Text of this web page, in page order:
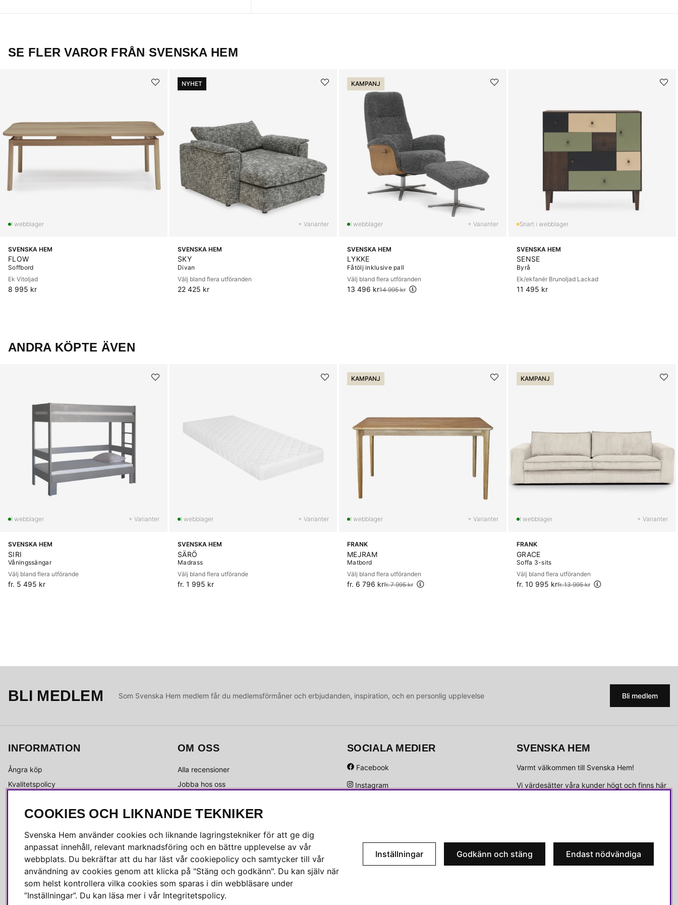
SE FLER VAROR FRÅN SVENSKA HEM
SVENSKA HEM
FLOW
Soffbord
Ek Vitoljad
8 995 kr
NYHET
+ Varianter
SVENSKA HEM
SKY
Divan
Välj bland flera utföranden
22 425 kr
KAMPANJ
+ Varianter
SVENSKA HEM
LYKKE
Fåtölj inklusive pall
Välj bland flera utföranden
13 496 kr
Ordinarie pris:14 995 kr
SVENSKA HEM
SENSE
Byrå
Ek/ekfanér Brunoljad Lackad
11 495 kr
ANDRA KÖPTE ÄVEN
+ Varianter
SVENSKA HEM
SIRI
Våningssängar
Välj bland flera utförande
fr. 5 495 kr
+ Varianter
SVENSKA HEM
SÄRÖ
Madrass
Välj bland flera utförande
fr. 1 995 kr
KAMPANJ
+ Varianter
FRANK
MEJRAM
Matbord
Välj bland flera utföranden
fr. 6 796 kr
Ordinarie pris:fr. 7 995 kr
KAMPANJ
+ Varianter
FRANK
GRACE
Soffa 3-sits
Välj bland flera utföranden
fr. 10 995 kr
Ordinarie pris:fr. 13 995 kr
BLI MEDLEM Som Svenska Hem medlem får du medlemsförmåner och erbjudanden, inspiration, och en personlig upplevelse Bli medlem
INFORMATION
Ångra köp
Kvalitetspolicy
Köpvillkor
Reklamation & retur
Skötselråd
OM OSS
Alla recensioner
Jobba hos oss
Kundservice
Press & media
SOCIALA MEDIER
Facebook
Instagram
SVENSKA HEM
Varmt välkommen till Svenska Hem!
Vi värdesätter våra kunder högt och finns här
Våra butiker
COOKIES OCH LIKNANDE TEKNIKER
Svenska Hem använder cookies och liknande lagringstekniker för att ge dig
anpassat innehåll, relevant marknadsföring och en bättre upplevelse av vår
webbplats. Du bekräftar att du har läst vår cookiepolicy och samtycker till vår
användning av cookies genom att klicka på "Stäng och godkänn". Du kan själv när
som helst kontrollera vilka cookies som sparas i din webbläsare under
”Inställningar”. Du kan läsa mer i vår Integritetspolicy.
Inställningar Godkänn och stäng Endast nödvändiga